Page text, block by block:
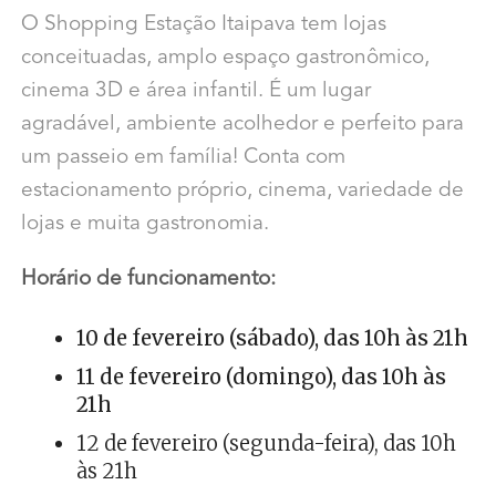
O Shopping Estação Itaipava tem lojas
conceituadas, amplo espaço gastronômico,
cinema 3D e área infantil. É um lugar
agradável, ambiente acolhedor e perfeito para
um passeio em família! Conta com
estacionamento próprio, cinema, variedade de
lojas e muita gastronomia.
Horário de funcionamento:
10 de fevereiro (sábado), das 10h às 21h
11 de fevereiro (domingo), das 10h às
21h
12 de fevereiro (segunda-feira), das 10h
às 21h